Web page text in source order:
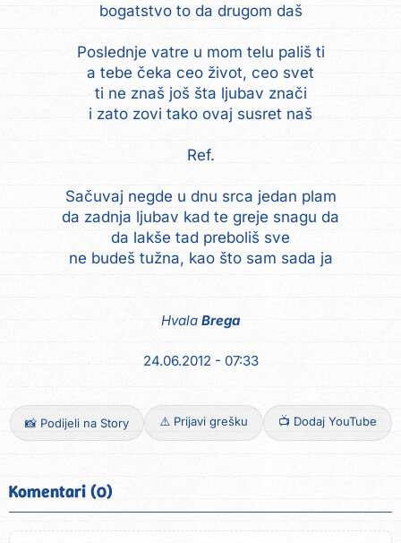
bogatstvo to da drugom daš
Poslednje vatre u mom telu pališ ti
a tebe čeka ceo život, ceo svet
ti ne znaš još šta ljubav znači
i zato zovi tako ovaj susret naš
Ref.
Sačuvaj negde u dnu srca jedan plam
da zadnja ljubav kad te greje snagu da
da lakše tad preboliš sve
ne budeš tužna, kao što sam sada ja
Hvala Brega
24.06.2012 - 07:33
📸 Podijeli na Story ⚠️ Prijavi grešku 📺 Dodaj YouTube
Komentari (0)